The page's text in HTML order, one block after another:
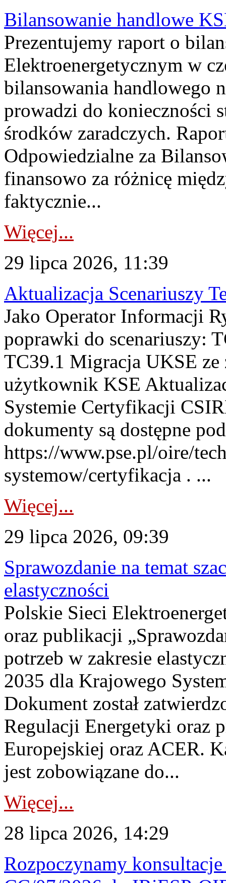
Bilansowanie handlowe
Prezentujemy raport o
Elektroenergetycznym w
bilansowania handlowego
prowadzi do konieczności
środków zaradczych.
Odpowiedzialne za
finansowo za różnicę
faktycznie...
Więcej...
29 lipca 2026, 11:39
Aktualizacja Scenariuszy
Jako Operator Informacji
poprawki do scenariuszy:
TC39.1 Migracja UKSE
użytkownik KSE
Systemie Certyfikacji
dokumenty są dostępne
https://www.pse.pl/oire/
systemow/certyfikacja . ...
Więcej...
29 lipca 2026, 09:39
Sprawozdanie na temat
elastyczności
Polskie Sieci
oraz publikacji
potrzeb w zakresie
2035 dla Krajowego
Dokument został
Regulacji Energetyki oraz
Europejskiej oraz ACER.
jest zobowiązane do...
Więcej...
28 lipca 2026, 14:29
Rozpoczynamy